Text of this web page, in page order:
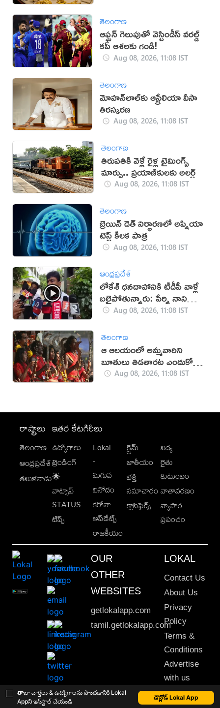
తాజా వార్తలు & ఉద్యోగాలను పొందడానికి Lokal
Appని ఇన్‌స్టాల్ చేయండి
డౌన్లోడ్ Lokal App
తెలంగాణ
ఆఫ్ఘన్ గెలుపుతో వెస్టిండీస్ వరల్డ్
కప్ ఆశలకు గండి!
Aug 08, 2026, 11:08 IST
తెలంగాణ
మోహన్‌లాల్‌కు ఆస్ట్రేలియా వీసా
తిరస్కరణ
Aug 08, 2026, 11:08 IST
తెలంగాణ
తిరుపతికి వెళ్లే రైళ్ల టైమింగ్స్
మార్పు.. ప్రయాణికులకు అలర్ట్
Aug 08, 2026, 11:08 IST
తెలంగాణ
బ్రెయిన్ డెత్ నిర్ధారణలో అప్నియా
టెస్ట్ కీలక పాత్ర
Aug 08, 2026, 11:08 IST
ఆంధ్రప్రదేశ్
లోకేశ్ ధనదాహానికి టీడీపీ వాళ్లే
బలైపోతున్నారు: పేర్ని నాని
(వీడియో)
Aug 08, 2026, 11:08 IST
తెలంగాణ
ఆ ఆలయంలో అమ్మవారిని
బూతులు తిడతారట ఎందుకో
తెలుసా?
Aug 08, 2026, 11:08 IST
రాష్ట్రాలు
తెలంగాణ
ఆంధ్రప్రదేశ్
తమిళనాడు
ఇతర కేటగిరీలు
ఉద్యోగాలు
ట్రెండింగ్
🌟
వాట్సాప్
STATUS
టిప్స్
Lokal
-
మగువ
వినోదం
కరోనా
అప్‌డేట్స్
రాజకీయం
క్రైమ్
జాతీయం
భక్తి
సమాచారం
క్లాసిఫైడ్స్
విద్య
రైతు
కుటుంబం
వాతావరణం
వ్యాపార
ప్రపంచం
OUR
OTHER
WEBSITES
getlokalapp.com
tamil.getlokalapp.com
LOKAL
Contact Us
About Us
Privacy
Policy
Terms &
Conditions
Advertise
with us
Sitemap
This material may not be published, transmitted, rewritten or redistributed. © 2020 Lokal App. All rights reserved.